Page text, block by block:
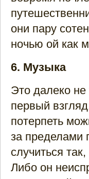
они пару
ночью ой как
6. Музыка
Это далеко не
первый
потерпеть
за пределами
случиться
Либо он